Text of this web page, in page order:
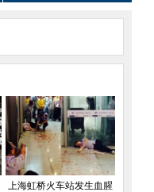
上海虹桥火车站发生血腥